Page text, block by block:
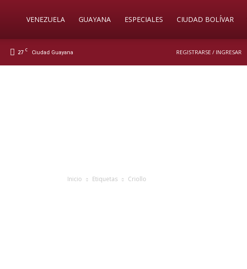
SoyVENEZUELA GUAYANA ESPECIALES CIUDAD BOLÍVAR
27 C Ciudad Guayana REGISTRARSE / INGRESAR
Inicio Etiquetas Criollo